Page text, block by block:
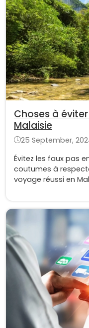
Choses à
Malaisie
25 September,
Évitez les faux pas
coutumes à
voyage réussi en